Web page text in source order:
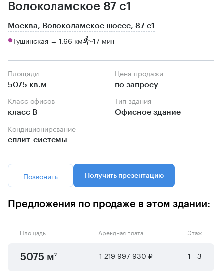
Волоколамское 87 с1
Москва, Волоколамское шоссе, 87 с1
Тушинская → 1.66 км ~17 мин
Площади
5075 кв.м
Цена продажи
по запросу
Класс офисов
класс B
Тип здания
Офисное здание
Кондиционирование
сплит-системы
Позвонить Получить презентацию
Предложения по продаже в этом здании:
Площадь Арендная плата Этаж
5075 м² 1 219 997 930 ₽ -1 - 3